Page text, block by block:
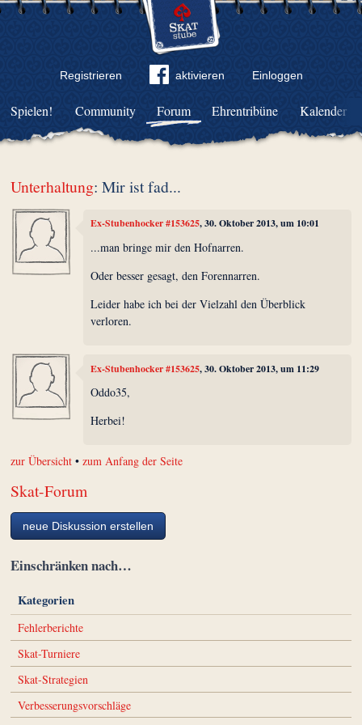
Registrieren aktivieren Einloggen
Community Forum Ehrentribüne Kalender
Spielen!
Unterhaltung: Mir ist fad...
Ex-Stubenhocker #153625, 30. Oktober 2013, um 10:01
...man bringe mir den Hofnarren.
Oder besser gesagt, den Forennarren.
Leider habe ich bei der Vielzahl den Überblick
verloren.
Ex-Stubenhocker #153625, 30. Oktober 2013, um 11:29
Oddo35,
Herbei!
zur Übersicht •zum Anfang der Seite
Skat-Forum
neue Diskussion erstellen
Einschränken nach…
Kategorien
Fehlerberichte
Skat-Turniere
Skat-Strategien
Verbesserungsvorschläge